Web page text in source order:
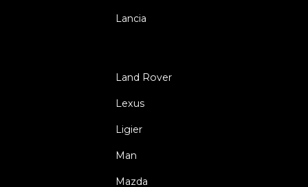
Lancia
Land Rover
Lexus
Ligier
Man
Mazda